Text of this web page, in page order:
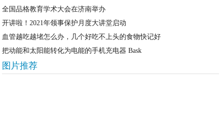
全国品格教育学术大会在济南举办
开讲啦！2021年领事保护月度大讲堂启动
血管越吃越堵怎么办，几个好吃不上头的食物快记好
把动能和太阳能转化为电能的手机充电器 Bask
图片推荐